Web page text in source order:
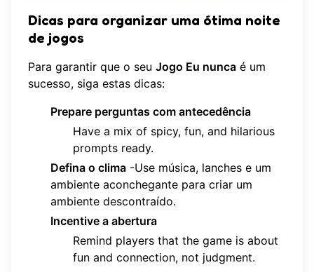
Dicas para organizar uma ótima noite
de jogos
Para garantir que o seu Jogo Eu nunca é um
sucesso, siga estas dicas:
Prepare perguntas com antecedência
Have a mix of spicy, fun, and hilarious
prompts ready.
Defina o clima -Use música, lanches e um
ambiente aconchegante para criar um
ambiente descontraído.
Incentive a abertura
Remind players that the game is about
fun and connection, not judgment.